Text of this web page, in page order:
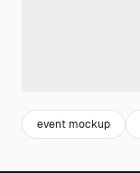
event mockup